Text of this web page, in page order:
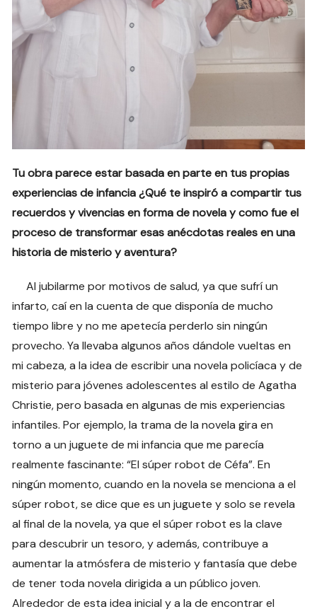
Tu obra parece estar basada en parte en tus propias
experiencias de infancia ¿Qué te inspiró a compartir tus
recuerdos y vivencias en forma de novela y como fue el
proceso de transformar esas anécdotas reales en una
historia de misterio y aventura?
Al jubilarme por motivos de salud, ya que sufrí un
infarto, caí en la cuenta de que disponía de mucho
tiempo libre y no me apetecía perderlo sin ningún
provecho. Ya llevaba algunos años dándole vueltas en
mi cabeza, a la idea de escribir una novela policíaca y de
misterio para jóvenes adolescentes al estilo de Agatha
Christie, pero basada en algunas de mis experiencias
infantiles. Por ejemplo, la trama de la novela gira en
torno a un juguete de mi infancia que me parecía
realmente fascinante: “El súper robot de Céfa”. En
ningún momento, cuando en la novela se menciona a el
súper robot, se dice que es un juguete y solo se revela
al final de la novela, ya que el súper robot es la clave
para descubrir un tesoro, y además, contribuye a
aumentar la atmósfera de misterio y fantasía que debe
de tener toda novela dirigida a un público joven.
Alrededor de esta idea inicial y a la de encontrar el